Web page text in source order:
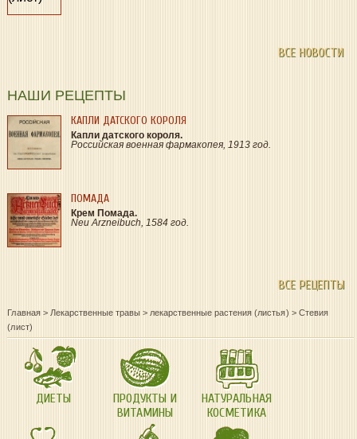
ВСЕ НОВОСТИ
НАШИ РЕЦЕПТЫ
КАПЛИ ДАТСКОГО КОРОЛЯ
Капли датского короля.
Российская военная фармакопея, 1913 год.
ПОМАДА
Крем Помада.
Neu Arzneibuch, 1584 год.
ВСЕ РЕЦЕПТЫ
Главная > Лекарственные травы > лекарственные растения (листья) > Стевия
(лист)
ДИЕТЫ
ПРОДУКТЫ И
ВИТАМИНЫ
НАТУРАЛЬНАЯ
КОСМЕТИКА